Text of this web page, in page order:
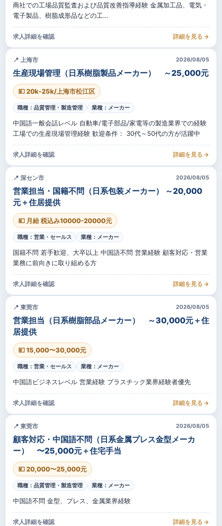
商社での工場品質監査および品質改善指導経験 金属加工品、電気・
電子製品、樹脂成形品などの工…
求人詳細を確認 詳細を見る →
📍 上海市 2026/08/05
生産現場管理（日系樹脂製品メーカー） ～25,000元
💴 20k-25k/上海市松江区
職種：品質管理・製造管理 業種：メーカー
中国語一般会話レベル 自動車/電子部品/家電等の製造業界での経験
工場での生産現場管理経験 歓迎条件： 30代～50代の方が活躍中
求人詳細を確認 詳細を見る →
📍 深セン市 2026/08/05
営業担当・国籍不問（日系包装メーカー） ～20,000
元＋住居提供
💴 月給 税込み10000-20000元
職種：営業・セールス 業種：メーカー
国籍不問 若手歓迎、大卒以上 中国語不問 営業経験 顧客対応・営業
業務に前向きに取り組める方
求人詳細を確認 詳細を見る →
📍 東莞市 2026/08/05
営業担当（日系樹脂部品メーカー） ～30,000元＋住
居提供
💴 15,000〜30,000元
職種：営業・セールス 業種：メーカー
中国語ビジネスレベル 営業経験 プラスチック業界経験者優先
求人詳細を確認 詳細を見る →
📍 東莞市 2026/08/05
顧客対応・中国語不問（日系金属プレス金型メーカ
ー） 〜25,000元＋住宅手当
💴 20,000〜25,000元
職種：品質管理・製造管理 業種：メーカー
中国語不問 金型、プレス、金属業界経験
求人詳細を確認 詳細を見る →